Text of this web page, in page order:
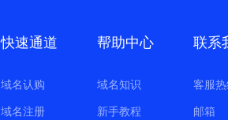
快速通道
域名认购
域名注册
帮助中心
域名知识
新手教程
联系
客服
邮箱